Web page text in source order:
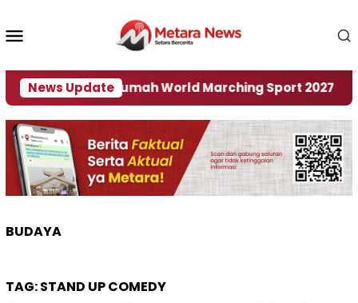
konten
News Update
Jadi Tuan Rumah World Marching Sport 2027
BUDAYA
TAG:STAND UP COMEDY